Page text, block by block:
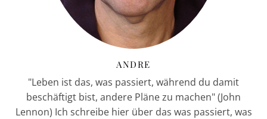
ANDRE
"Leben ist das, was passiert, während du damit
beschäftigt bist, andere Pläne zu machen" (John
Lennon) Ich schreibe hier über das was passiert, was